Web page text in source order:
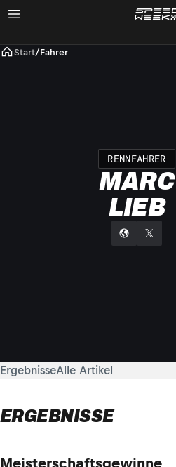
Start/Fahrer
RENNFAHRER
MARC
LIEB
ErgebnisseAlle Artikel
ERGEBNISSE
Meisterschaftsgewinne